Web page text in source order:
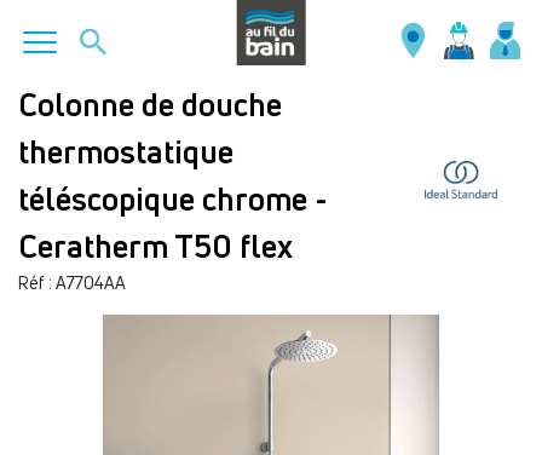
Aller
contenu
principal
Colonne de douche
thermostatique
téléscopique chrome -
Ceratherm T50 flex
Réf : A7704AA